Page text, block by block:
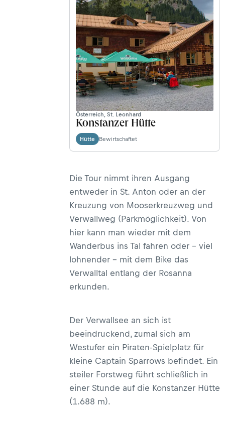
Österreich, St. Leonhard
Konstanzer Hütte
Hütte Bewirtschaftet
Die Tour nimmt ihren Ausgang
entweder in St. Anton oder an der
Kreuzung von Mooserkreuzweg und
Verwallweg (Parkmöglichkeit). Von
hier kann man wieder mit dem
Wanderbus ins Tal fahren oder – viel
lohnender – mit dem Bike das
Verwalltal entlang der Rosanna
erkunden.
Der Verwallsee an sich ist
beeindruckend, zumal sich am
Westufer ein Piraten-Spielplatz für
kleine Captain Sparrows befindet. Ein
steiler Forstweg führt schließlich in
einer Stunde auf die Konstanzer Hütte
(1.688 m).